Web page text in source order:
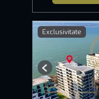
Exclusivitate
Previous